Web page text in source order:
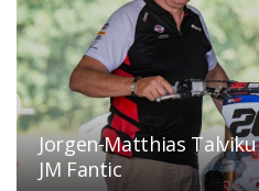
Jorgen-Matthias
JM Fantic